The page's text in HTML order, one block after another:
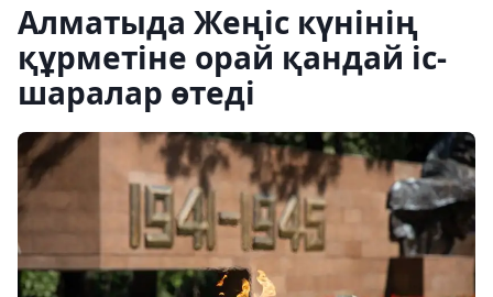
Алматыда Жеңіс күнінің
құрметіне орай қандай іс-
шаралар өтеді